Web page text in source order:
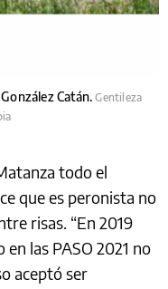
Catán.Gentileza
todo el
que es peronista no
risas. “En 2019
en las PASO 2021 no
aceptó ser